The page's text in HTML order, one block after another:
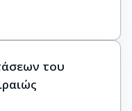
του